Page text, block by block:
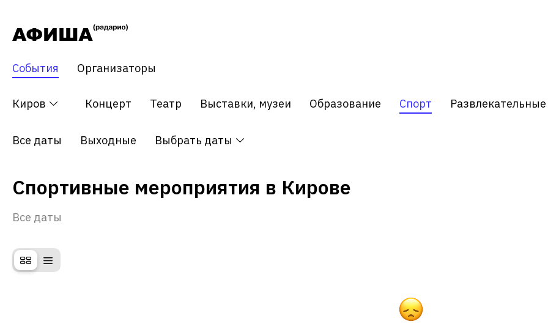
События Организаторы
Киров
Все события Концерт Театр Выставки, музеи Образование Спорт
Все даты Выходные Выбрать даты
Спортивные мероприятия в Кирове
Все даты